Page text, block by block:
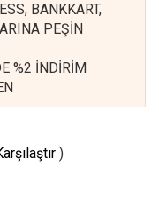
BANKKART,
PEŞİN
%2 İNDİRİM
)